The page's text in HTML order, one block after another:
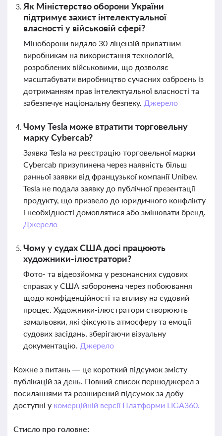
Як Міністерство оборони України
підтримує захист інтелектуальної
власності у військовій сфері?
Міноборони видало 30 ліцензій приватним
виробникам на використання технологій,
розроблених військовими, що дозволяє
масштабувати виробництво сучасних озброєнь із
дотриманням прав інтелектуальної власності та
забезпечує національну безпеку. Джерело
Чому Tesla може втратити торговельну
марку Cybercab?
Заявка Tesla на реєстрацію торговельної марки
Cybercab призупинена через наявність більш
ранньої заявки від французької компанії Unibev.
Tesla не подала заявку до публічної презентації
продукту, що призвело до юридичного конфлікту
і необхідності домовлятися або змінювати бренд.
Джерело
Чому у судах США досі працюють
художники-ілюстратори?
Фото- та відеозйомка у резонансних судових
справах у США заборонена через побоювання
щодо конфіденційності та впливу на судовий
процес. Художники-ілюстратори створюють
замальовки, які фіксують атмосферу та емоції
судових засідань, зберігаючи візуальну
документацію. Джерело
Кожне з питань — це короткий підсумок змісту
публікацій за день. Повний список першоджерел з
посиланнями та розширений підсумок за добу
доступні у комерційній версії Платформи LIGA360.
Стисло про головне: